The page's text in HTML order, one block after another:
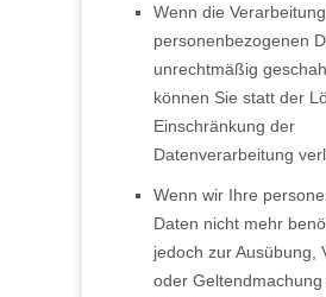
Wenn die
personenbezogenen
unrechtmäßig
können Sie statt der
Einschränkung der
Datenverarbeitung
Wenn wir Ihre
Daten nicht mehr
jedoch zur Ausübung,
oder Geltendmachung